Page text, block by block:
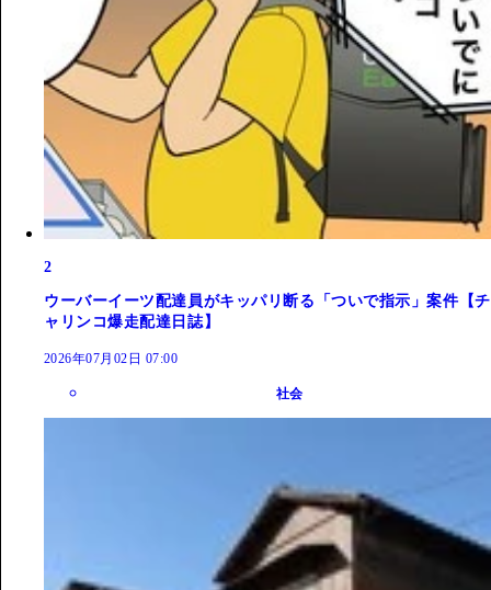
2
ウーバーイーツ配達員がキッパリ断る「ついで指示」案件【チ
ャリンコ爆走配達日誌】
2026年07月02日 07:00
社会